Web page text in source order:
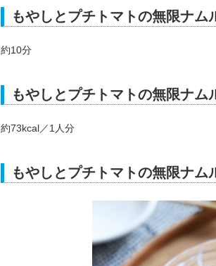
もやしとプチトマトの無限ナム
約10分
もやしとプチトマトの無限ナム
約73kcal／1人分
もやしとプチトマトの無限ナム